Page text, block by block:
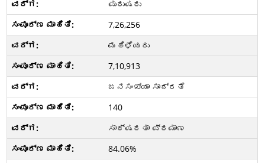
ಪುರುಷರು
7,26,256
ಮಹಿಳೆಯರು
7,10,913
ಜನಸಂಖ್ಯಾ ಸಾಂದ್ರತೆ
140
ಸಾಕ್ಷರತಾ ಪ್ರಮಾಣ
84.06%